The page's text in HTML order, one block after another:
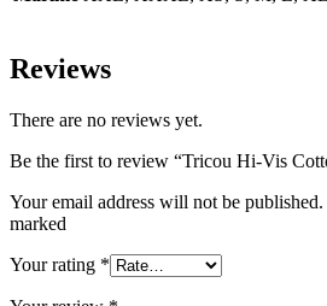
Reviews
There are no reviews yet.
Be the first to review “Tricou Hi-Vis
Your email address will not be
marked
Your rating *